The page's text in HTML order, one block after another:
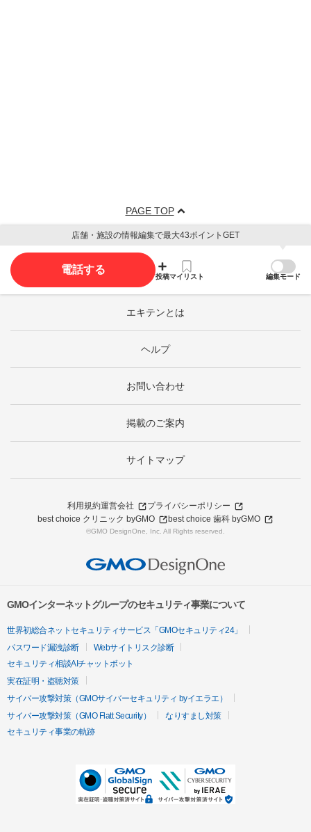
PAGE TOP
店舗・施設の情報編集で最大43ポイントGET
電話する
投稿マイリスト 編集モード
エキテンとは
ヘルプ
お問い合わせ
掲載のご案内
サイトマップ
利用規約運営会社
プライバシーポリシー
best choice クリニック byGMO
best choice 歯科 byGMO
©GMO DesignOne, Inc. All Rights reserved.
GMOインターネットグループのセキュリティ事業について
世界初総合ネットセキュリティサービス「GMOセキュリティ24」
パスワード漏洩診断
Webサイトリスク診断
セキュリティ相談AIチャットボット
実在証明・盗聴対策
サイバー攻撃対策（GMOサイバーセキュリティ byイエラエ）
サイバー攻撃対策（GMO Flatt Security）
なりすまし対策
セキュリティ事業の軌跡